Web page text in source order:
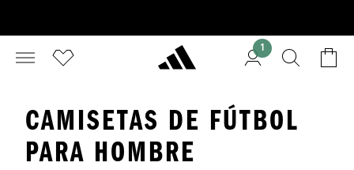
1
CAMISETAS DE FÚTBOL
PARA HOMBRE